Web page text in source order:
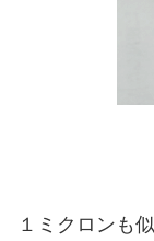
１ミクロンも